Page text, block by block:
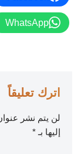
WhatsApp
اترك تعليقاً
لن يتم نشر
إليها بـ *